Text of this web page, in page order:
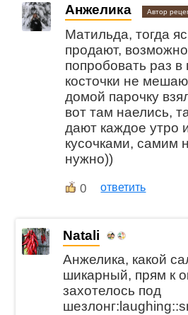
Анжелика Автор
Матильда, тогда
продают,
попробовать раз
косточки не
домой парочку
вот там наелись,
дают каждое утро
кусочками, самим
нужно))
0 ответить
Natali
Анжелика, какой
шикарный, прям к
захотелось под